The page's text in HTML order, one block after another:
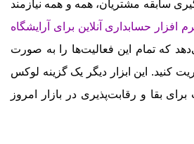
سابقه مشتریان، همه و همه نیازمند
افزار حسابداری آنلاین برای آرایشگاه
که تمام این فعالیت‌ها را به صورت
کنید. این ابزار دیگر یک گزینه لوکس
بقا و رقابت‌پذیری در بازار امروز